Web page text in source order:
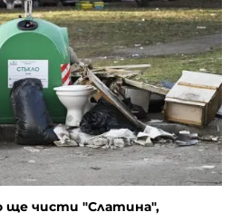
ще чисти "Слатина",